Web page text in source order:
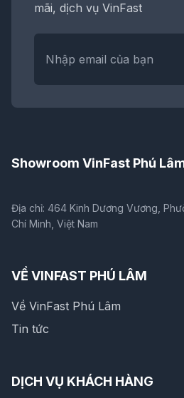
mãi, dịch vụ VinFast
Showroom VinFast Phú
Địa chỉ: 464 Kinh Dương Vương,
Chí Minh, Việt Nam
VỀ VINFAST PHÚ LÂM
Về VinFast Phú Lâm
Tin tức
DỊCH VỤ KHÁCH HÀNG